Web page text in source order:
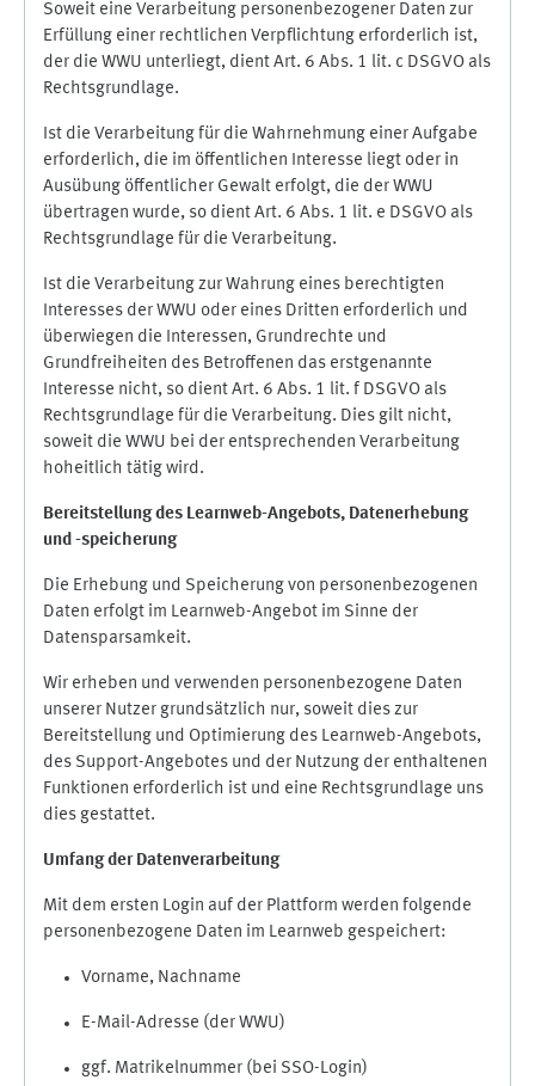
Soweit eine Verarbeitung personenbezogener Daten zur
Erfüllung einer rechtlichen Verpflichtung erforderlich ist,
der die WWU unterliegt, dient Art. 6 Abs. 1 lit. c DSGVO als
Rechtsgrundlage.
Ist die Verarbeitung für die Wahrnehmung einer Aufgabe
erforderlich, die im öffentlichen Interesse liegt oder in
Ausübung öffentlicher Gewalt erfolgt, die der WWU
übertragen wurde, so dient Art. 6 Abs. 1 lit. e DSGVO als
Rechtsgrundlage für die Verarbeitung.
Ist die Verarbeitung zur Wahrung eines berechtigten
Interesses der WWU oder eines Dritten erforderlich und
überwiegen die Interessen, Grundrechte und
Grundfreiheiten des Betroffenen das erstgenannte
Interesse nicht, so dient Art. 6 Abs. 1 lit. f DSGVO als
Rechtsgrundlage für die Verarbeitung. Dies gilt nicht,
soweit die WWU bei der entsprechenden Verarbeitung
hoheitlich tätig wird.
Bereitstellung des Learnweb-Angebots, Datenerhebung
und -speicherung
Die Erhebung und Speicherung von personenbezogenen
Daten erfolgt im Learnweb-Angebot im Sinne der
Datensparsamkeit.
Wir erheben und verwenden personenbezogene Daten
unserer Nutzer grundsätzlich nur, soweit dies zur
Bereitstellung und Optimierung des Learnweb-Angebots,
des Support-Angebotes und der Nutzung der enthaltenen
Funktionen erforderlich ist und eine Rechtsgrundlage uns
dies gestattet.
Umfang der Datenverarbeitung
Mit dem ersten Login auf der Plattform werden folgende
personenbezogene Daten im Learnweb gespeichert:
Vorname, Nachname
E-Mail-Adresse (der WWU)
ggf. Matrikelnummer (bei SSO-Login)